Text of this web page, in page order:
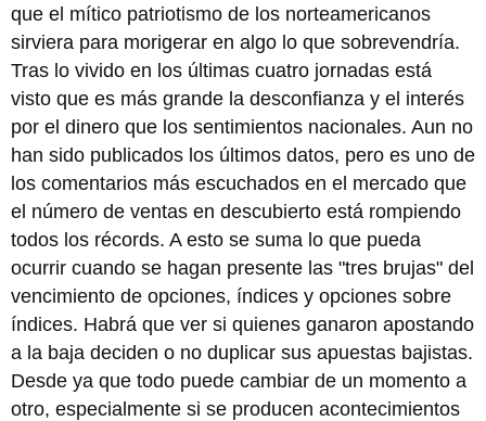
que el mítico patriotismo de los norteamericanos
sirviera para morigerar en algo lo que sobrevendría.
Tras lo vivido en los últimas cuatro jornadas está
visto que es más grande la desconfianza y el interés
por el dinero que los sentimientos nacionales. Aun no
han sido publicados los últimos datos, pero es uno de
los comentarios más escuchados en el mercado que
el número de ventas en descubierto está rompiendo
todos los récords. A esto se suma lo que pueda
ocurrir cuando se hagan presente las "tres brujas" del
vencimiento de opciones, índices y opciones sobre
índices. Habrá que ver si quienes ganaron apostando
a la baja deciden o no duplicar sus apuestas bajistas.
Desde ya que todo puede cambiar de un momento a
otro, especialmente si se producen acontecimientos